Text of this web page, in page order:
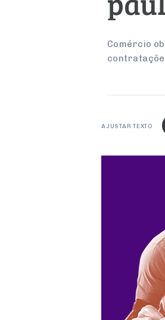
Comércio
AJUSTAR TEXTO